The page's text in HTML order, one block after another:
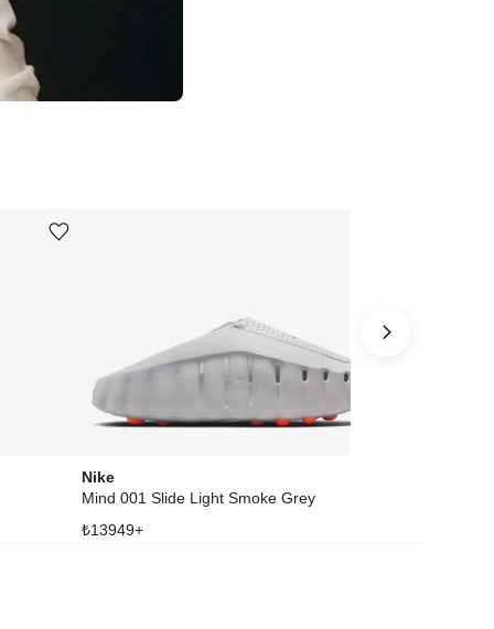
Ürünü istek listesine ekle veya listeden çıkar
Nike
Mind 001 Slide Light Smoke Grey
₺13949+